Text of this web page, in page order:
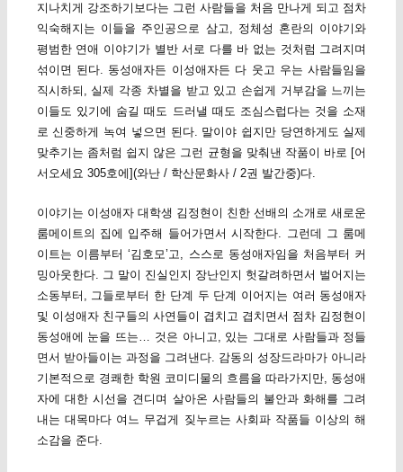
지나치게 강조하기보다는 그런 사람들을 처음 만나게 되고 점차
익숙해지는 이들을 주인공으로 삼고, 정체성 혼란의 이야기와
평범한 연애 이야기가 별반 서로 다를 바 없는 것처럼 그려지며
섞이면 된다. 동성애자든 이성애자든 다 웃고 우는 사람들임을
직시하되, 실제 각종 차별을 받고 있고 손쉽게 거부감을 느끼는
이들도 있기에 숨길 때도 드러낼 때도 조심스럽다는 것을 소재
로 신중하게 녹여 넣으면 된다. 말이야 쉽지만 당연하게도 실제
맞추기는 좀처럼 쉽지 않은 그런 균형을 맞춰낸 작품이 바로 [어
서오세요 305호에](와난 / 학산문화사 / 2권 발간중)다.
이야기는 이성애자 대학생 김정현이 친한 선배의 소개로 새로운
룸메이트의 집에 입주해 들어가면서 시작한다. 그런데 그 룸메
이트는 이름부터 ‘김호모’고, 스스로 동성애자임을 처음부터 커
밍아웃한다. 그 말이 진실인지 장난인지 헛갈려하면서 벌어지는
소동부터, 그들로부터 한 단계 두 단계 이어지는 여러 동성애자
및 이성애자 친구들의 사연들이 겹치고 겹치면서 점차 김정현이
동성애에 눈을 뜨는… 것은 아니고, 있는 그대로 사람들과 정들
면서 받아들이는 과정을 그려낸다. 감동의 성장드라마가 아니라
기본적으로 경쾌한 학원 코미디물의 흐름을 따라가지만, 동성애
자에 대한 시선을 견디며 살아온 사람들의 불안과 화해를 그려
내는 대목마다 여느 무겁게 짖누르는 사회파 작품들 이상의 해
소감을 준다.